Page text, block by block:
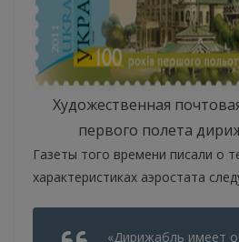
Художественная
первого полета
Газеты того времени писали о
характеристиках аэростата
«Дирижабль имеет